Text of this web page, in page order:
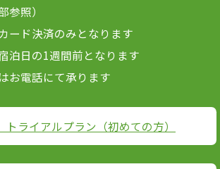
参照）
ード決済のみとなります
泊日の1週間前となります
お電話にて承ります
ライアルプラン（初めての方）